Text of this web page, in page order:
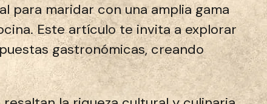
para maridar con una amplia gama
Este artículo te invita a explorar
gastronómicas, creando